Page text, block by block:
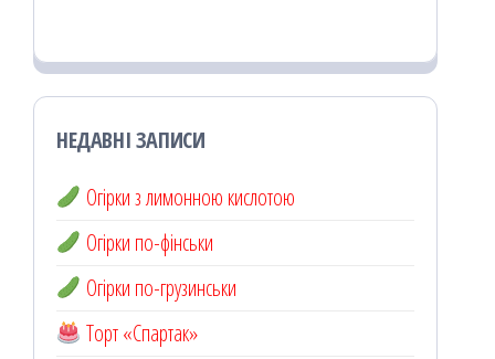
НЕДАВНІ ЗАПИСИ
Огірки з лимонною кислотою
Огірки по-фінськи
Огірки по-грузинськи
Торт «Спартак»